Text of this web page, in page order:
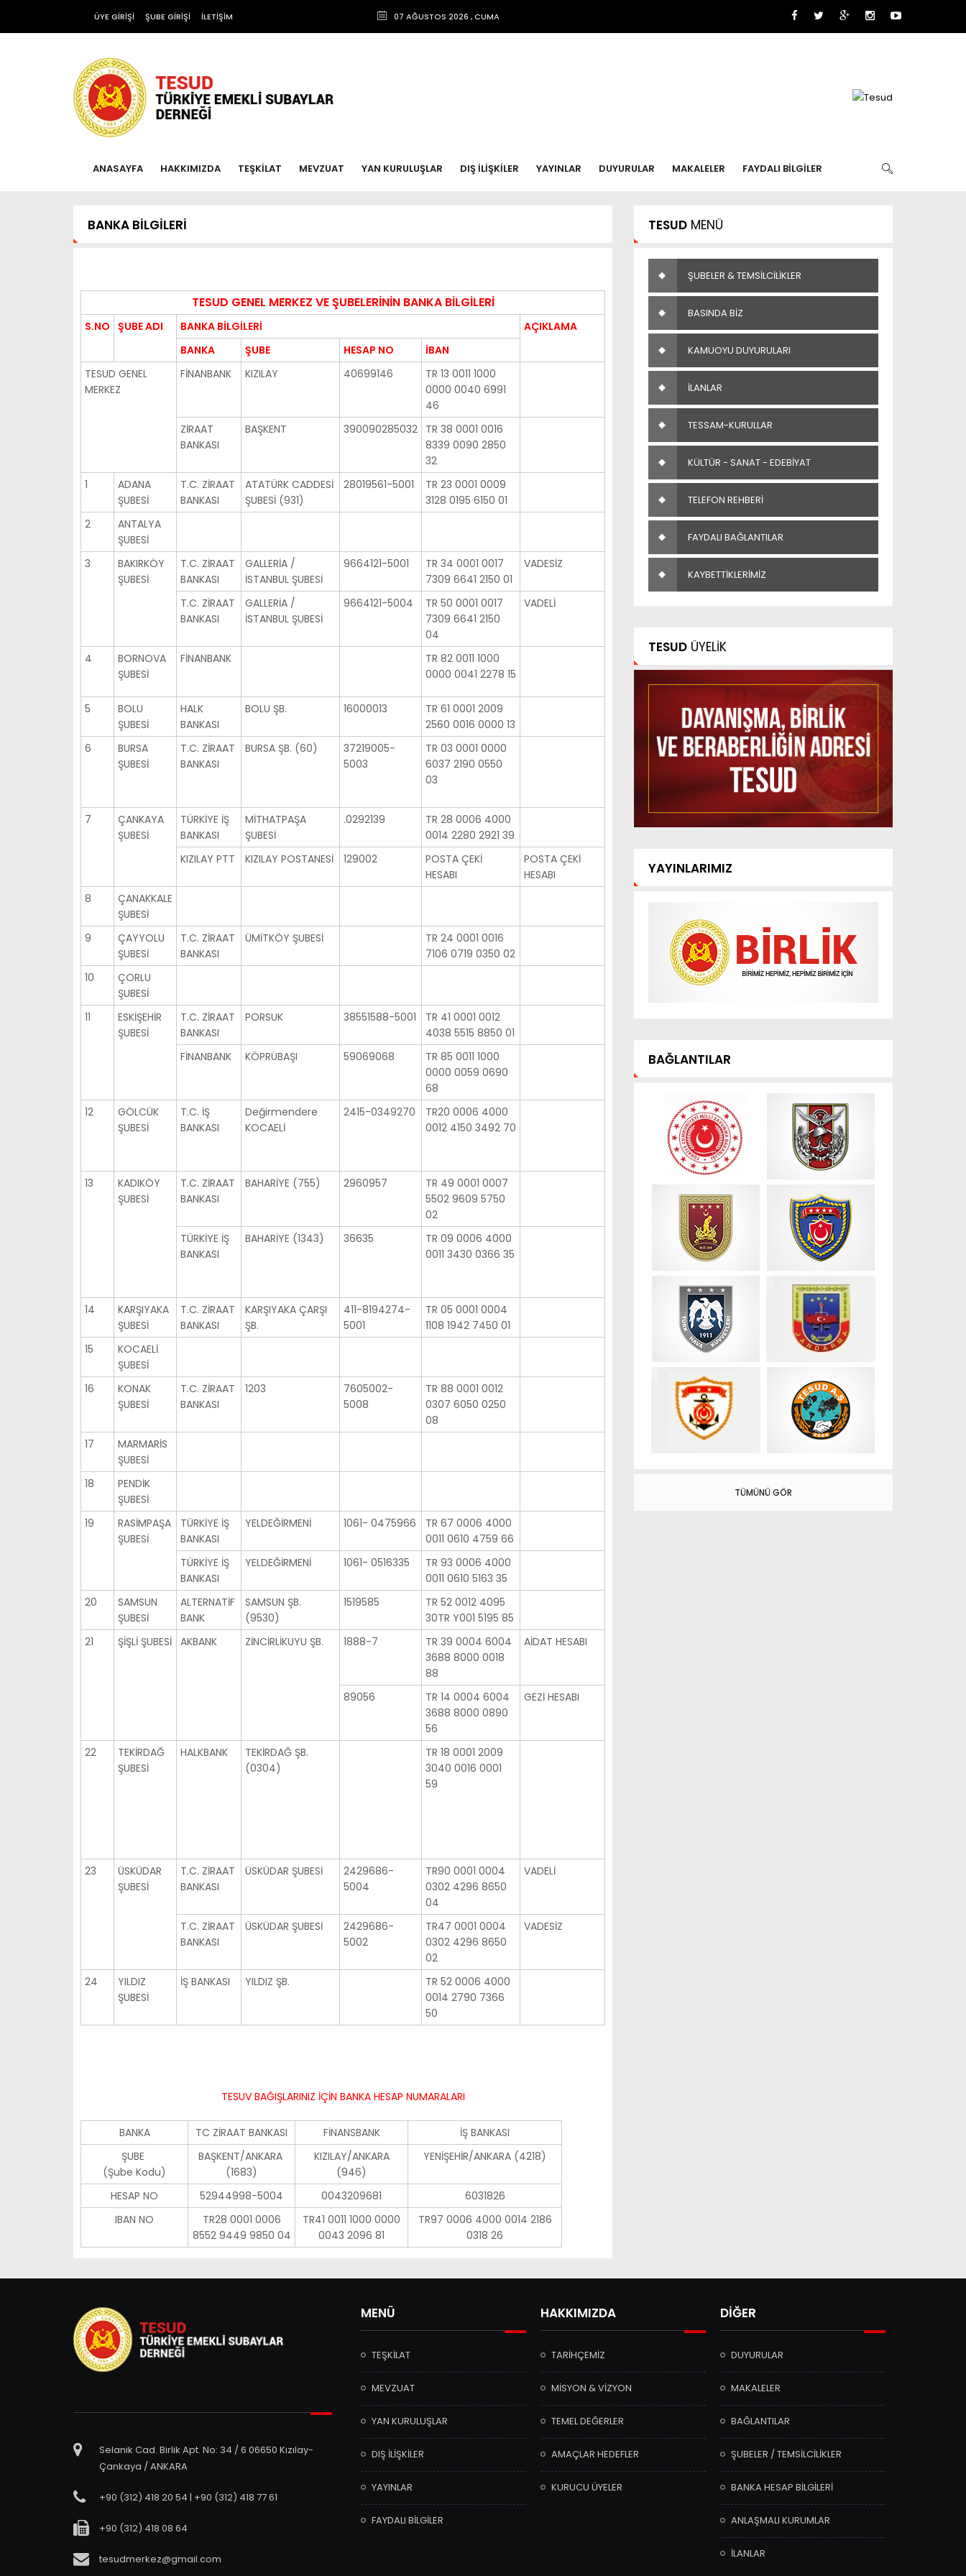
ÜYE GİRİŞİ ŞUBE GİRİŞİ İLETİŞİM 07 AĞUSTOS 2026 , CUMA
ANASAYFA HAKKIMIZDA TEŞKİLAT MEVZUAT YAN KURULUŞLAR DIŞ İLİŞKİLER YAYINLAR DUYURULAR MAKALELER FAYDALI BİLGİLER
BANKA BİLGİLERİ
TESUD GENEL MERKEZ VE ŞUBELERİNİN BANKA BİLGİLERİ
S.NO ŞUBE ADI BANKA BİLGİLERİ
AÇIKLAMA
BANKA
ŞUBE HESAP NO
İBAN
TESUD GENEL
MERKEZ
FİNANBANK KIZILAY 40699146
TR 13 0011 1000
0000 0040 6991
46
ZİRAAT
BANKASI
BAŞKENT 390090285032 TR 38 0001 0016
8339 0090 2850
32
1
ADANA
ŞUBESİ
T.C. ZİRAAT
BANKASI
ATATÜRK CADDESİ
ŞUBESİ (931)
28019561-5001
TR 23 0001 0009
3128 0195 6150 01
2
ANTALYA
ŞUBESİ
3
BAKIRKÖY
ŞUBESİ
T.C. ZİRAAT
BANKASI
GALLERİA /
İSTANBUL ŞUBESİ
9664121-5001
TR 34 0001 0017
7309 6641 2150 01
VADESİZ
T.C. ZİRAAT
BANKASI
GALLERİA /
İSTANBUL ŞUBESİ
9664121-5004
TR 50 0001 0017
7309 6641 2150
04
VADELİ
4
BORNOVA
ŞUBESİ
FİNANBANK
TR 82 0011 1000
0000 0041 2278 15
5
BOLU
ŞUBESİ
HALK
BANKASI
BOLU ŞB. 16000013
TR 61 0001 2009
2560 0016 0000 13
6
BURSA
ŞUBESİ
T.C. ZİRAAT
BANKASI
BURSA ŞB. (60)
37219005-
5003
TR 03 0001 0000
6037 2190 0550
03
7
ÇANKAYA
ŞUBESİ
TÜRKİYE İŞ
BANKASI
MİTHATPAŞA
ŞUBESİ
.0292139
TR 28 0006 4000
0014 2280 2921 39
KIZILAY PTT
KIZILAY POSTANESİ 129002
POSTA ÇEKİ
HESABI
POSTA ÇEKİ
HESABI
8
ÇANAKKALE
ŞUBESİ
9
ÇAYYOLU
ŞUBESİ
T.C. ZİRAAT
BANKASI
ÜMİTKÖY ŞUBESİ
TR 24 0001 0016
7106 0719 0350 02
10
ÇORLU
ŞUBESİ
11
ESKİŞEHİR
ŞUBESİ
T.C. ZİRAAT
BANKASI
PORSUK 38551588-5001
TR 41 0001 0012
4038 5515 8850 01
FİNANBANK
KÖPRÜBAŞI 59069068
TR 85 0011 1000
0000 0059 0690
68
12
GÖLCÜK
ŞUBESİ
T.C. İŞ
BANKASI
Değirmendere
KOCAELİ
2415-0349270
TR20 0006 4000
0012 4150 3492 70
13
KADIKÖY
ŞUBESİ
T.C. ZİRAAT
BANKASI
BAHARİYE (755) 2960957
TR 49 0001 0007
5502 9609 5750
02
TÜRKİYE İŞ
BANKASI
BAHARİYE (1343) 36635
TR 09 0006 4000
0011 3430 0366 35
14
KARŞIYAKA
ŞUBESİ
T.C. ZİRAAT
BANKASI
KARŞIYAKA ÇARŞI
ŞB.
411-8194274-
5001
TR 05 0001 0004
1108 1942 7450 01
15
KOCAELİ
ŞUBESİ
16
KONAK
ŞUBESİ
T.C. ZİRAAT
BANKASI
1203
7605002-
5008
TR 88 0001 0012
0307 6050 0250
08
17
MARMARİS
ŞUBESİ
18
PENDİK
ŞUBESİ
19
RASİMPAŞA
ŞUBESİ
TÜRKİYE İŞ
BANKASI
YELDEĞİRMENİ 1061- 0475966
TR 67 0006 4000
0011 0610 4759 66
TÜRKİYE İŞ
BANKASI
YELDEĞİRMENİ 1061- 0516335
TR 93 0006 4000
0011 0610 5163 35
20
SAMSUN
ŞUBESİ
ALTERNATİF
BANK
SAMSUN ŞB.
(9530)
1519585
TR 52 0012 4095
30TR Y001 5195 85
21
ŞİŞLİ ŞUBESİ AKBANK ZİNCİRLİKUYU ŞB. 1888-7
TR 39 0004 6004
3688 8000 0018
88
AİDAT HESABI
89056
TR 14 0004 6004
3688 8000 0890
56
GEZİ HESABI
22
TEKİRDAĞ
ŞUBESİ
HALKBANK
TEKİRDAĞ ŞB.
(0304)
TR 18 0001 2009
3040 0016 0001
59
23
ÜSKÜDAR
ŞUBESİ
T.C. ZİRAAT
BANKASI
ÜSKÜDAR ŞUBESİ
2429686-
5004
TR90 0001 0004
0302 4296 8650
04
VADELİ
T.C. ZİRAAT
BANKASI
ÜSKÜDAR ŞUBESİ
2429686-
5002
TR47 0001 0004
0302 4296 8650
02
VADESİZ
24
YILDIZ
ŞUBESİ
İŞ BANKASI YILDIZ ŞB.
TR 52 0006 4000
0014 2790 7366
50
TESUV BAĞIŞLARINIZ İÇİN BANKA HESAP NUMARALARI
BANKA TC ZİRAAT BANKASI FİNANSBANK
İŞ BANKASI
ŞUBE
(Şube Kodu)
BAŞKENT/ANKARA
(1683)
KIZILAY/ANKARA
(946)
YENİŞEHİR/ANKARA (4218)
HESAP NO 52944998-5004 0043209681
6031826
IBAN NO
TR28 0001 0006
8552 9449 9850 04
TR41 0011 1000 0000
0043 2096 81
TR97 0006 4000 0014 2186
0318 26
TESUD MENÜ
ŞUBELER & TEMSİLCİLİKLER
BASINDA BİZ
KAMUOYU DUYURULARI
İLANLAR
TESSAM-KURULLAR
KÜLTÜR - SANAT - EDEBİYAT
TELEFON REHBERİ
FAYDALI BAĞLANTILAR
KAYBETTİKLERİMİZ
TESUD ÜYELİK
YAYINLARIMIZ
BAĞLANTILAR
TÜMÜNÜ GÖR
Selanik Cad. Birlik Apt. No: 34 / 6 06650 Kızılay-
Çankaya / ANKARA
+90 (312) 418 20 54 | +90 (312) 418 77 61
+90 (312) 418 08 64
tesudmerkez@gmail.com
MENÜ
TEŞKİLAT
MEVZUAT
YAN KURULUŞLAR
DIŞ İLİŞKİLER
YAYINLAR
FAYDALI BİLGİLER
HAKKIMIZDA
TARİHÇEMİZ
MİSYON & VİZYON
TEMEL DEĞERLER
AMAÇLAR HEDEFLER
KURUCU ÜYELER
DİĞER
DUYURULAR
MAKALELER
BAĞLANTILAR
ŞUBELER / TEMSİLCİLİKLER
BANKA HESAP BİLGİLERİ
ANLAŞMALI KURUMLAR
İLANLAR